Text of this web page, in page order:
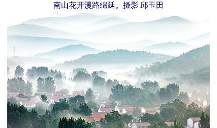
南山花开漫路绵延。摄影 邱玉田